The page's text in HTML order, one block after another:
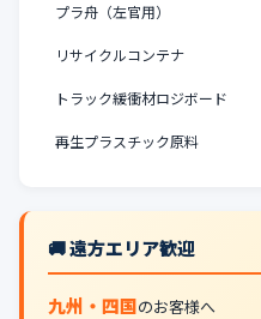
プラ舟（左官用）
リサイクルコンテナ
トラック緩衝材ロジボード
再生プラスチック原料
🚚 遠方エリア歓迎
九州・四国のお客様へ